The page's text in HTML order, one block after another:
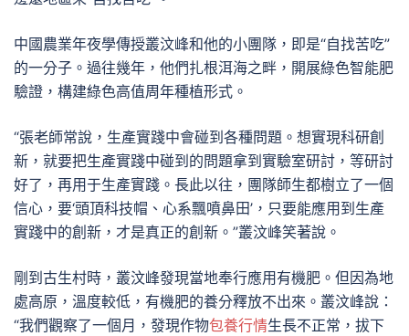
中國農業年夜學傳授叢汶峰和他的小團隊，即是“自找苦吃”
的一分子。過往幾年，他們扎根洱海之畔，開展綠色智能肥
驗證，構建綠色高值周年種植形式。
“張老師常說，生產實踐中會碰到各種問題。想實現科研創
新，就要把生產實踐中碰到的問題拿到實驗室研討，等研討
好了，再用于生產實踐。長此以往，團隊師生都樹立了一個
信心，要‘頭頂科技帽、心系飄噴鼻田’，只要能應用到生產
實踐中的創新，才是真正的創新。”叢汶峰笑著說。
剛到古生村時，叢汶峰發現當地奉行應用有機肥。但因為地
處高原，溫度較低，有機肥的養分釋放不出來。叢汶峰說：
“我們觀察了一個月，發現作物包養行情生長不正常，拔下